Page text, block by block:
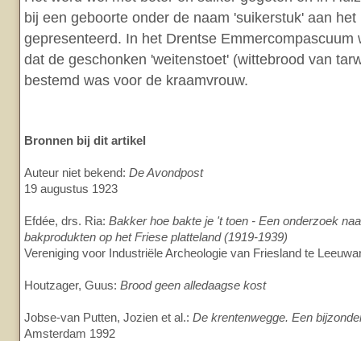
bij een geboorte onder de naam 'suikerstuk' aan het
gepresenteerd. In het Drentse Emmercompascuum
dat de geschonken 'weitenstoet' (wittebrood van
bestemd was voor de kraamvrouw.
Bronnen bij dit artikel
Auteur niet bekend: De Avondpost
19 augustus 1923
Efdée, drs. Ria: Bakker hoe bakte je 't toen - Een onderzoek
bakprodukten op het Friese platteland (1919-1939)
Vereniging voor Industriële Archeologie van Friesland te
Houtzager, Guus: Brood geen alledaagse kost
Jobse-van Putten, Jozien et al.: De krentenwegge. Een
Amsterdam 1992